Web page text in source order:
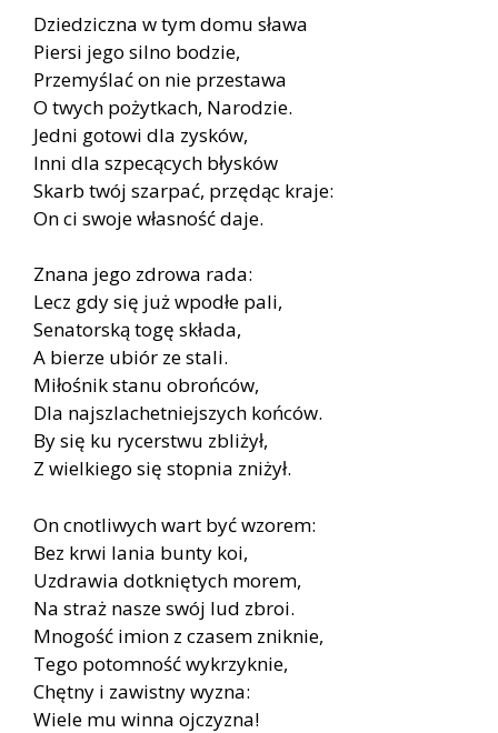
Dzie­dzicz­na w tym domu sła­wa
Pier­si jego sil­no bo­dzie,
Prze­my­ślać on nie prze­sta­wa
O twych po­żyt­kach, Na­ro­dzie.
Jed­ni go­to­wi dla zy­sków,
Inni dla szpe­cą­cych bły­sków
Skarb twój szar­pać, przę­dąc kra­je:
On ci swo­je wła­sność daje.
Zna­na jego zdro­wa rada:
Lecz gdy się już wpo­dłe pali,
Se­na­tor­ską togę skła­da,
A bie­rze ubiór ze sta­li.
Mi­ło­śnik sta­nu obroń­ców,
Dla naj­szla­chet­niej­szych koń­ców.
By się ku ry­cer­stwu zbli­żył,
Z wiel­kie­go się stop­nia zni­żył.
On cno­tli­wych wart być wzo­rem:
Bez krwi la­nia bun­ty koi,
Uzdra­wia do­tknię­tych mo­rem,
Na straż na­sze swój lud zbroi.
Mno­gość imion z cza­sem znik­nie,
Tego po­tom­ność wy­krzyk­nie,
Chęt­ny i za­wist­ny wy­zna:
Wie­le mu win­na oj­czy­zna!